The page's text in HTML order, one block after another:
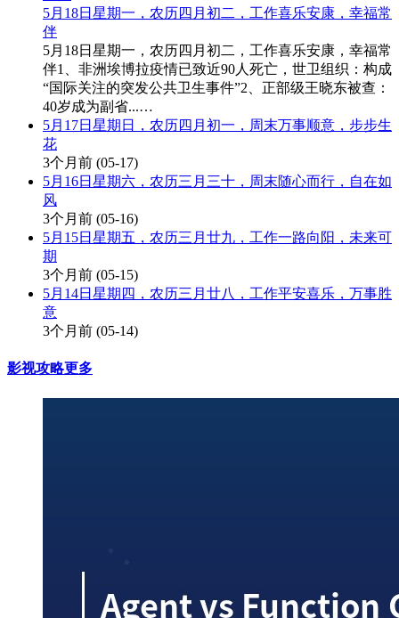
5月18日星期一，农历四月初二，工作喜乐安康，幸福常
伴
5月18日星期一，农历四月初二，工作喜乐安康，幸福常
伴1、非洲埃博拉疫情已致近90人死亡，世卫组织：构成
“国际关注的突发公共卫生事件”2、正部级王晓东被查：
40岁成为副省...…
5月17日星期日，农历四月初一，周末万事顺意，步步生
花
3个月前 (05-17)
5月16日星期六，农历三月三十，周末随心而行，自在如
风
3个月前 (05-16)
5月15日星期五，农历三月廿九，工作一路向阳，未来可
期
3个月前 (05-15)
5月14日星期四，农历三月廿八，工作平安喜乐，万事胜
意
3个月前 (05-14)
影视攻略更多